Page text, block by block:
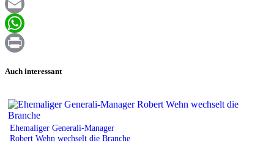
Facebook
Email
WhatsApp
Auch interessant
Ehemaliger Generali-Manager
Robert Wehn wechselt die Branche